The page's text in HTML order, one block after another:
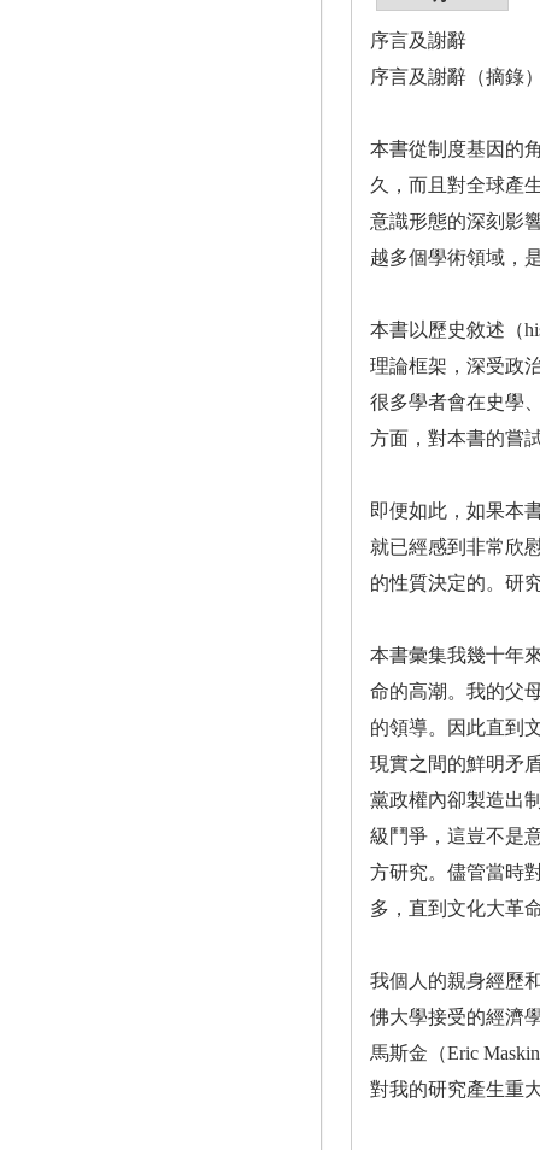
序言及謝辭
序言及謝辭（摘錄
本書從制度基因的
久，而且對全球產
意識形態的深刻影
越多個學術領域，
本書以歷史敘述（
理論框架，深受政
很多學者會在史學
方面，對本書的嘗
即便如此，如果本
就已經感到非常欣
的性質決定的。研
本書彙集我幾十年
命的高潮。我的父
的領導。因此直到
現實之間的鮮明矛
黨政權內卻製造出
級鬥爭，這豈不是
方研究。儘管當時
多，直到文化大革
我個人的親身經歷
佛大學接受的經濟
馬斯金（Eric
對我的研究產生重